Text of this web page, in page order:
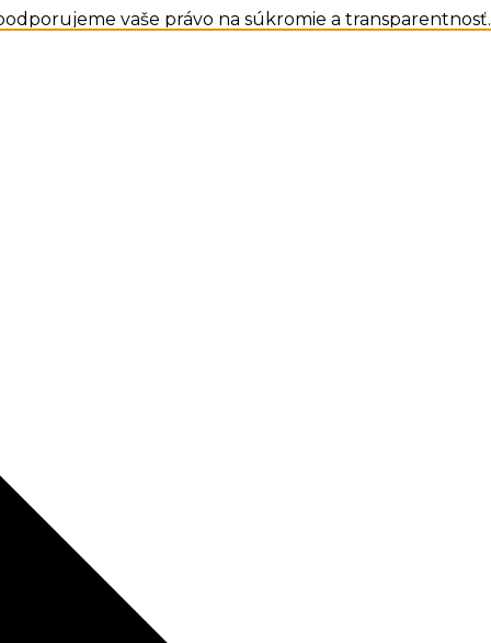
vaše právo na súkromie a transparentnosť.